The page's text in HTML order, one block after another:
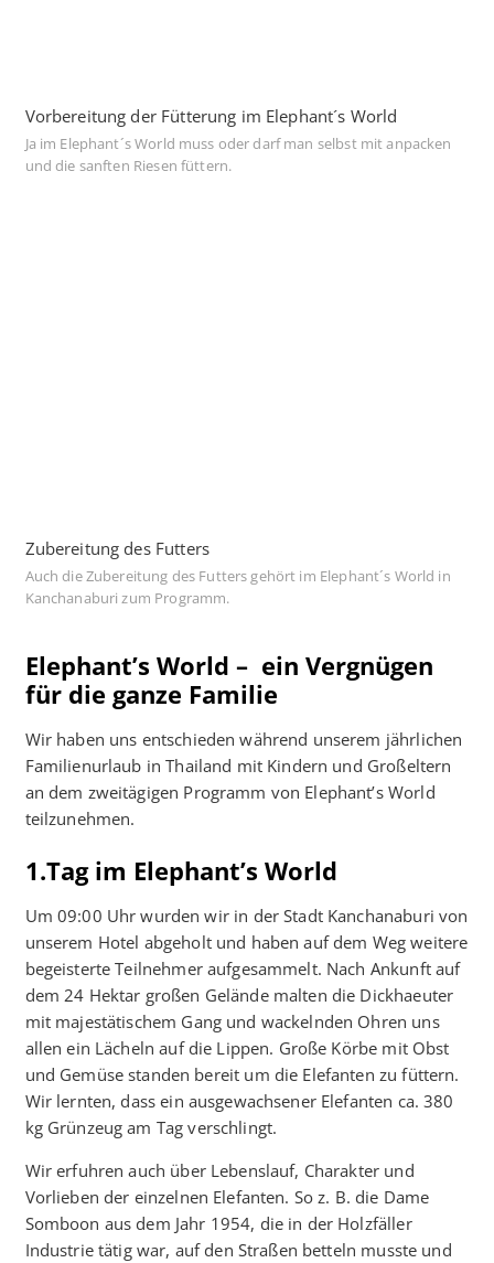
Vorbereitung der Fütterung im Elephant´s World
Ja im Elephant´s World muss oder darf man selbst mit anpacken
und die sanften Riesen füttern.
Zubereitung des Futters
Auch die Zubereitung des Futters gehört im Elephant´s World in
Kanchanaburi zum Programm.
Elephant’s World – ein Vergnügen
für die ganze Familie
Wir haben uns entschieden während unserem jährlichen
Familienurlaub in Thailand mit Kindern und Großeltern
an dem zweitägigen Programm von Elephant’s World
teilzunehmen.
1.Tag im Elephant’s World
Um 09:00 Uhr wurden wir in der Stadt Kanchanaburi von
unserem Hotel abgeholt und haben auf dem Weg weitere
begeisterte Teilnehmer aufgesammelt. Nach Ankunft auf
dem 24 Hektar großen Gelände malten die Dickhaeuter
mit majestätischem Gang und wackelnden Ohren uns
allen ein Lächeln auf die Lippen. Große Körbe mit Obst
und Gemüse standen bereit um die Elefanten zu füttern.
Wir lernten, dass ein ausgewachsener Elefanten ca. 380
kg Grünzeug am Tag verschlingt.
Wir erfuhren auch über Lebenslauf, Charakter und
Vorlieben der einzelnen Elefanten. So z. B. die Dame
Somboon aus dem Jahr 1954, die in der Holzfäller
Industrie tätig war, auf den Straßen betteln musste und